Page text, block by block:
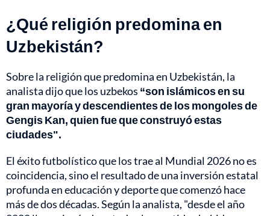
¿Qué religión predomina en
Uzbekistán?
Sobre la religión que predomina en Uzbekistán, la
analista dijo que los uzbekos “son islámicos en su
gran mayoría y descendientes de los mongoles de
Gengis Kan, quien fue que construyó estas
ciudades".
El éxito futbolístico que los trae al Mundial 2026 no es
coincidencia, sino el resultado de una inversión estatal
profunda en educación y deporte que comenzó hace
más de dos décadas. Según la analista, "desde el año